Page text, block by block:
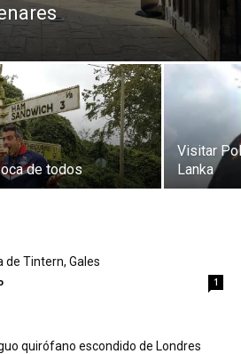
de todos
Visitar
Lanka
de Tintern, Gales
1
quirófano escondido de Londres